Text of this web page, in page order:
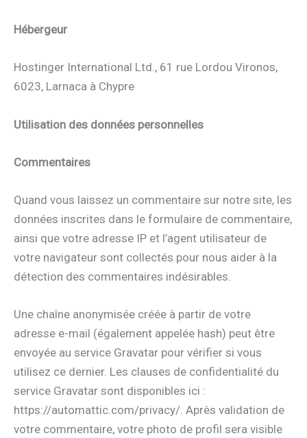
Hébergeur
Hostinger International Ltd., 61 rue Lordou Vironos,
6023, Larnaca à Chypre
Utilisation des données personnelles
Commentaires
Quand vous laissez un commentaire sur notre site, les
données inscrites dans le formulaire de commentaire,
ainsi que votre adresse IP et l’agent utilisateur de
votre navigateur sont collectés pour nous aider à la
détection des commentaires indésirables.
Une chaîne anonymisée créée à partir de votre
adresse e-mail (également appelée hash) peut être
envoyée au service Gravatar pour vérifier si vous
utilisez ce dernier. Les clauses de confidentialité du
service Gravatar sont disponibles ici :
https://automattic.com/privacy/. Après validation de
votre commentaire, votre photo de profil sera visible